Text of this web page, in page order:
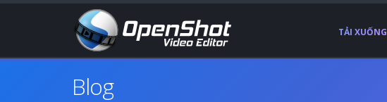
TẢI XUỐNG
Blog